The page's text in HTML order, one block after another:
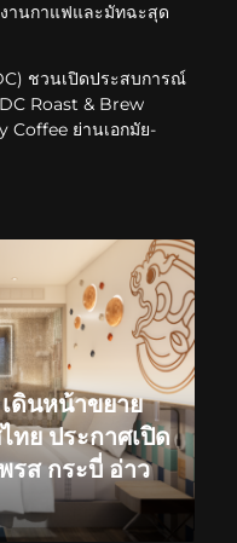
านกาแฟและมัทฉะสุด
ชวนเปิดประสบการณ์
Roast & Brew
Coffee ย่านเอกมัย-
ดินหน้าขยาย
ทย ประกาศเปิด
รส กระบี่ อ่าว